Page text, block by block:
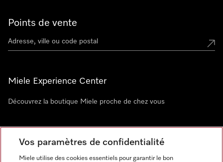
Points de vente
Miele Experience Center
Découvrez la boutique Miele proche de chez vous
Newsletter
Vos paramètres de confidentialité
Miele utilise des cookies essentiels pour garantir le bon